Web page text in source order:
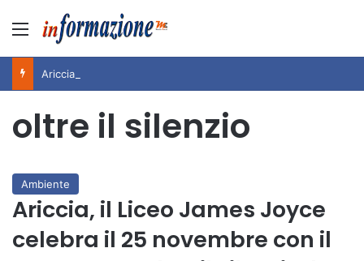
Menu
oltre il silenzio
Ambiente
Ariccia, il Liceo James Joyce
celebra il 25 novembre con il